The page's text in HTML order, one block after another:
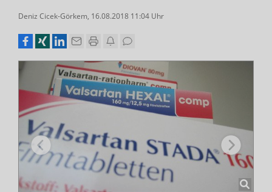
Deniz Cicek-Görkem, 16.08.2018 11:04 Uhr